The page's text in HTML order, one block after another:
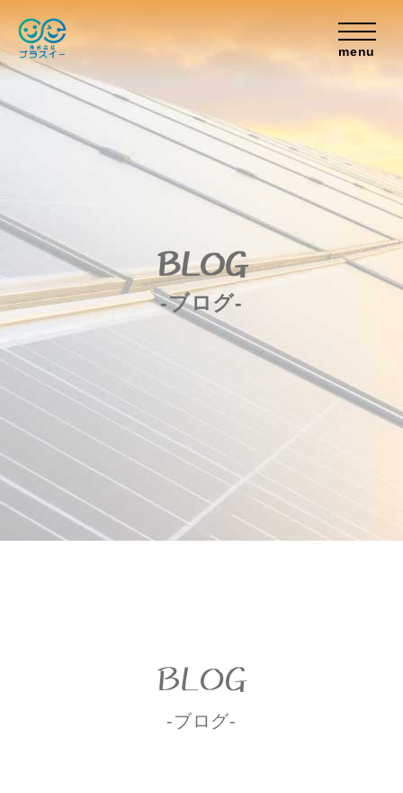
menu
BLOG
-ブログ-
BLOG
-ブログ-